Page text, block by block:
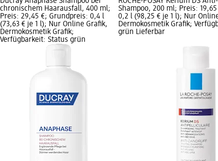
chronischem Haarausfall, 400 ml;
Preis: 29,45 €; Grundpreis: 0,4 l
(73,63 € je 1 l); Nur Online Grafik,
Dermokosmetik Grafik;
Verfügbarkeit: Status grün
Shampoo, 200 ml; Preis:
0,2 l (98,25 € je 1 l); Nur
Dermokosmetik Grafik;
grün Lieferbar